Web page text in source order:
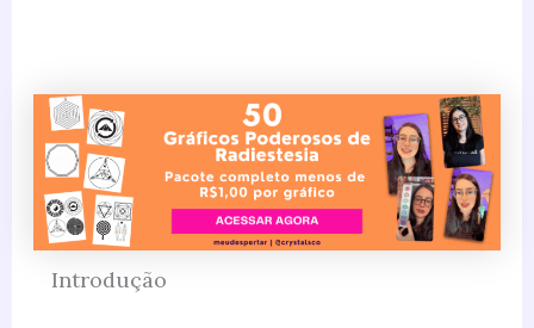
Introdução